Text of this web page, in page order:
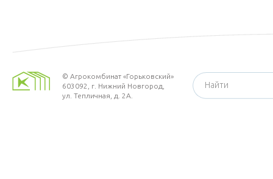
© Агрокомбинат «Горьковский»
603092, г. Нижний Новгород
ул. Тепличная, д. 2А.